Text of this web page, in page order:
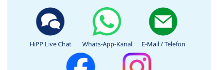
HiPP Live Chat Whats-App-Kanal E-Mail / Telefon